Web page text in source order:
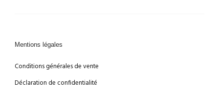
Mentions légales
Conditions générales de vente
Déclaration de confidentialité